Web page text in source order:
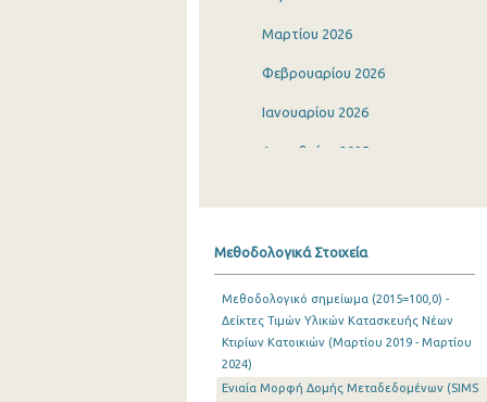
Μαρτίου 2026
Φεβρουαρίου 2026
Ιανουαρίου 2026
Δεκεμβρίου 2025
Αυγούστου 2025
Ιουλίου 2025
Ιουνίου 2025
Μεθοδολογικά Στοιχεία
Μεθοδολογικό σημείωμα (2015=100,0) -
Δείκτες Τιμών Υλικών Κατασκευής Νέων
Κτιρίων Κατοικιών (Μαρτίου 2019 - Μαρτίου
2024)
Ενιαία Μορφή Δομής Μεταδεδομένων (SIMS